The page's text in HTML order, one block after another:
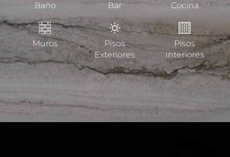
Baño Bar Cocina
Muros
Pisos
Exteriores
Pisos
Interiores